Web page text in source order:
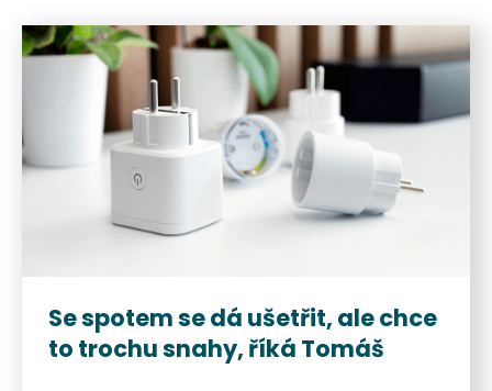
Se spotem se dá ušetřit, ale chce
to trochu snahy, říká Tomáš